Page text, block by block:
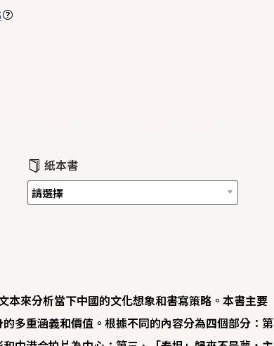
紙本書
本來分析當下中國的文化想象和書寫策略。本書主要
多重涵義和價值。根據不同的內容分為四個部分：第